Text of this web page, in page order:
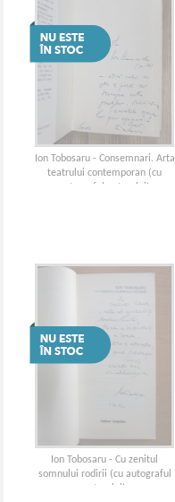
Ion Tobosaru - Consemnari. Arta
teatrului contemporan (cu
autograful autorului)
Ion Tobosaru - Cu zenitul
somnului rodirii (cu autograful
autorului)